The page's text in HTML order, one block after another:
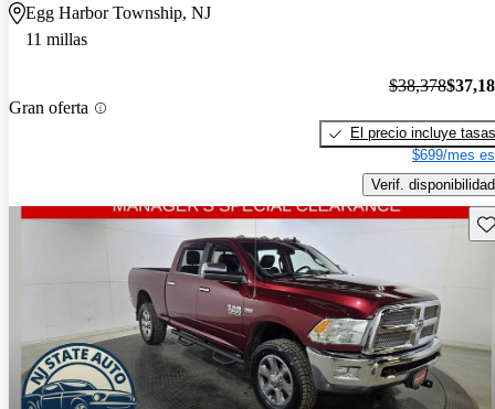
Egg Harbor Township, NJ
11 millas
Gran oferta
$38,378
El precio incluye tasas
$699/mes
Verif. disponibilidad